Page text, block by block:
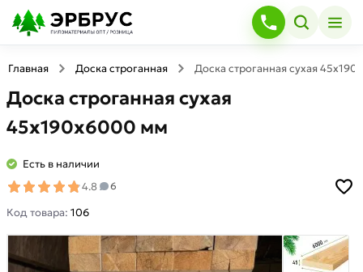
Главная Доска строганная Доска строганная сухая
Доска строганная сухая
45х190х6000 мм
Есть в наличии
4.8
6
Код товара: 106